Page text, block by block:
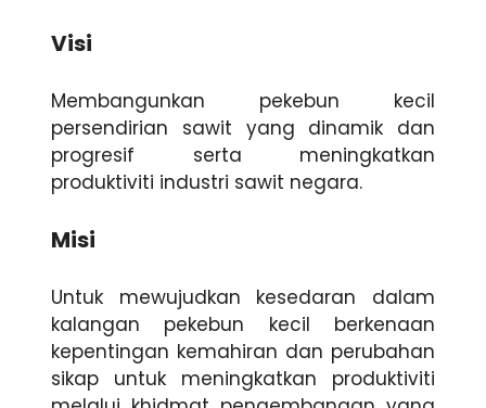
Visi
Membangunkan pekebun kecil
persendirian sawit yang dinamik dan
progresif serta meningkatkan
produktiviti industri sawit negara.
Misi
Untuk mewujudkan kesedaran dalam
kalangan pekebun kecil berkenaan
kepentingan kemahiran dan perubahan
sikap untuk meningkatkan produktiviti